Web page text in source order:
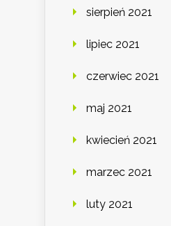
sierpień 2021
lipiec 2021
czerwiec 2021
maj 2021
kwiecień 2021
marzec 2021
luty 2021